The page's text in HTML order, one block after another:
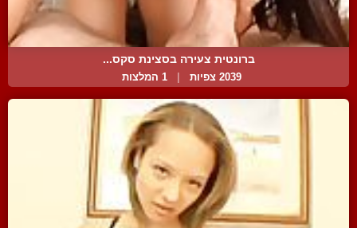
ברונטית צעירה בסצינת סקס...
2039 צפיות 1 המלצות